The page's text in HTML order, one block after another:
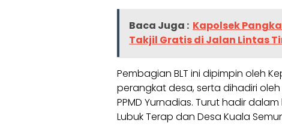
Baca Juga : Kapolsek
Takjil Gratis di Jalan Lintas
Pembagian BLT ini dipimpin oleh
perangkat desa, serta dihadiri
PPMD Yurnadias. Turut hadir
Lubuk Terap dan Desa Kuala